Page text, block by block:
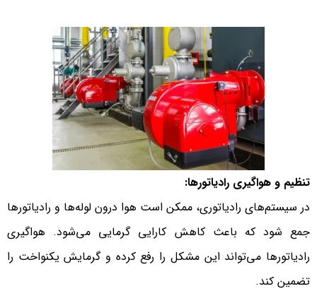
تنظیم و هواگیری رادیاتورها:
در سیستم‌های رادیاتوری، ممکن است هوا درون لوله‌ها و رادیاتورها
جمع شود که باعث کاهش کارایی گرمایی می‌شود. هواگیری
رادیاتورها می‌تواند این مشکل را رفع کرده و گرمایش یکنواخت را
تضمین کند.